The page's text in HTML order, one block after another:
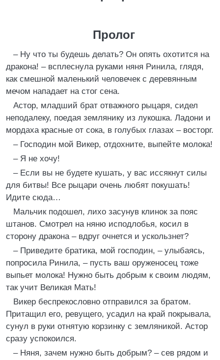
Пролог
– Ну что ты будешь делать? Он опять охотится на
дракона! – всплеснула руками няня Ринила, глядя,
как смешной маленький человечек с деревянным
мечом нападает на стог сена.
Астор, младший брат отважного рыцаря, сидел
неподалеку, поедая землянику из лукошка. Ладони и
мордаха красные от сока, в голубых глазах – восторг.
– Господин мой Викер, отдохните, выпейте молока!
– Я не хочу!
– Если вы не будете кушать, у вас иссякнут силы
для битвы! Все рыцари очень любят покушать!
Идите сюда…
Мальчик подошел, лихо засунув клинок за пояс
штанов. Смотрел на няню исподлобья, косил в
сторону дракона – вдруг очнется и ускользнет?
– Приведите братика, мой господин, – улыбаясь,
попросила Ринила, – пусть ваш оруженосец тоже
выпьет молока! Нужно быть добрым к своим людям,
так учит Великая Мать!
Викер беспрекословно отправился за братом.
Притащил его, ревущего, усадил на край покрывала,
сунул в руки отнятую корзинку с земляникой. Астор
сразу успокоился.
– Няня, зачем нужно быть добрым? – сев рядом и